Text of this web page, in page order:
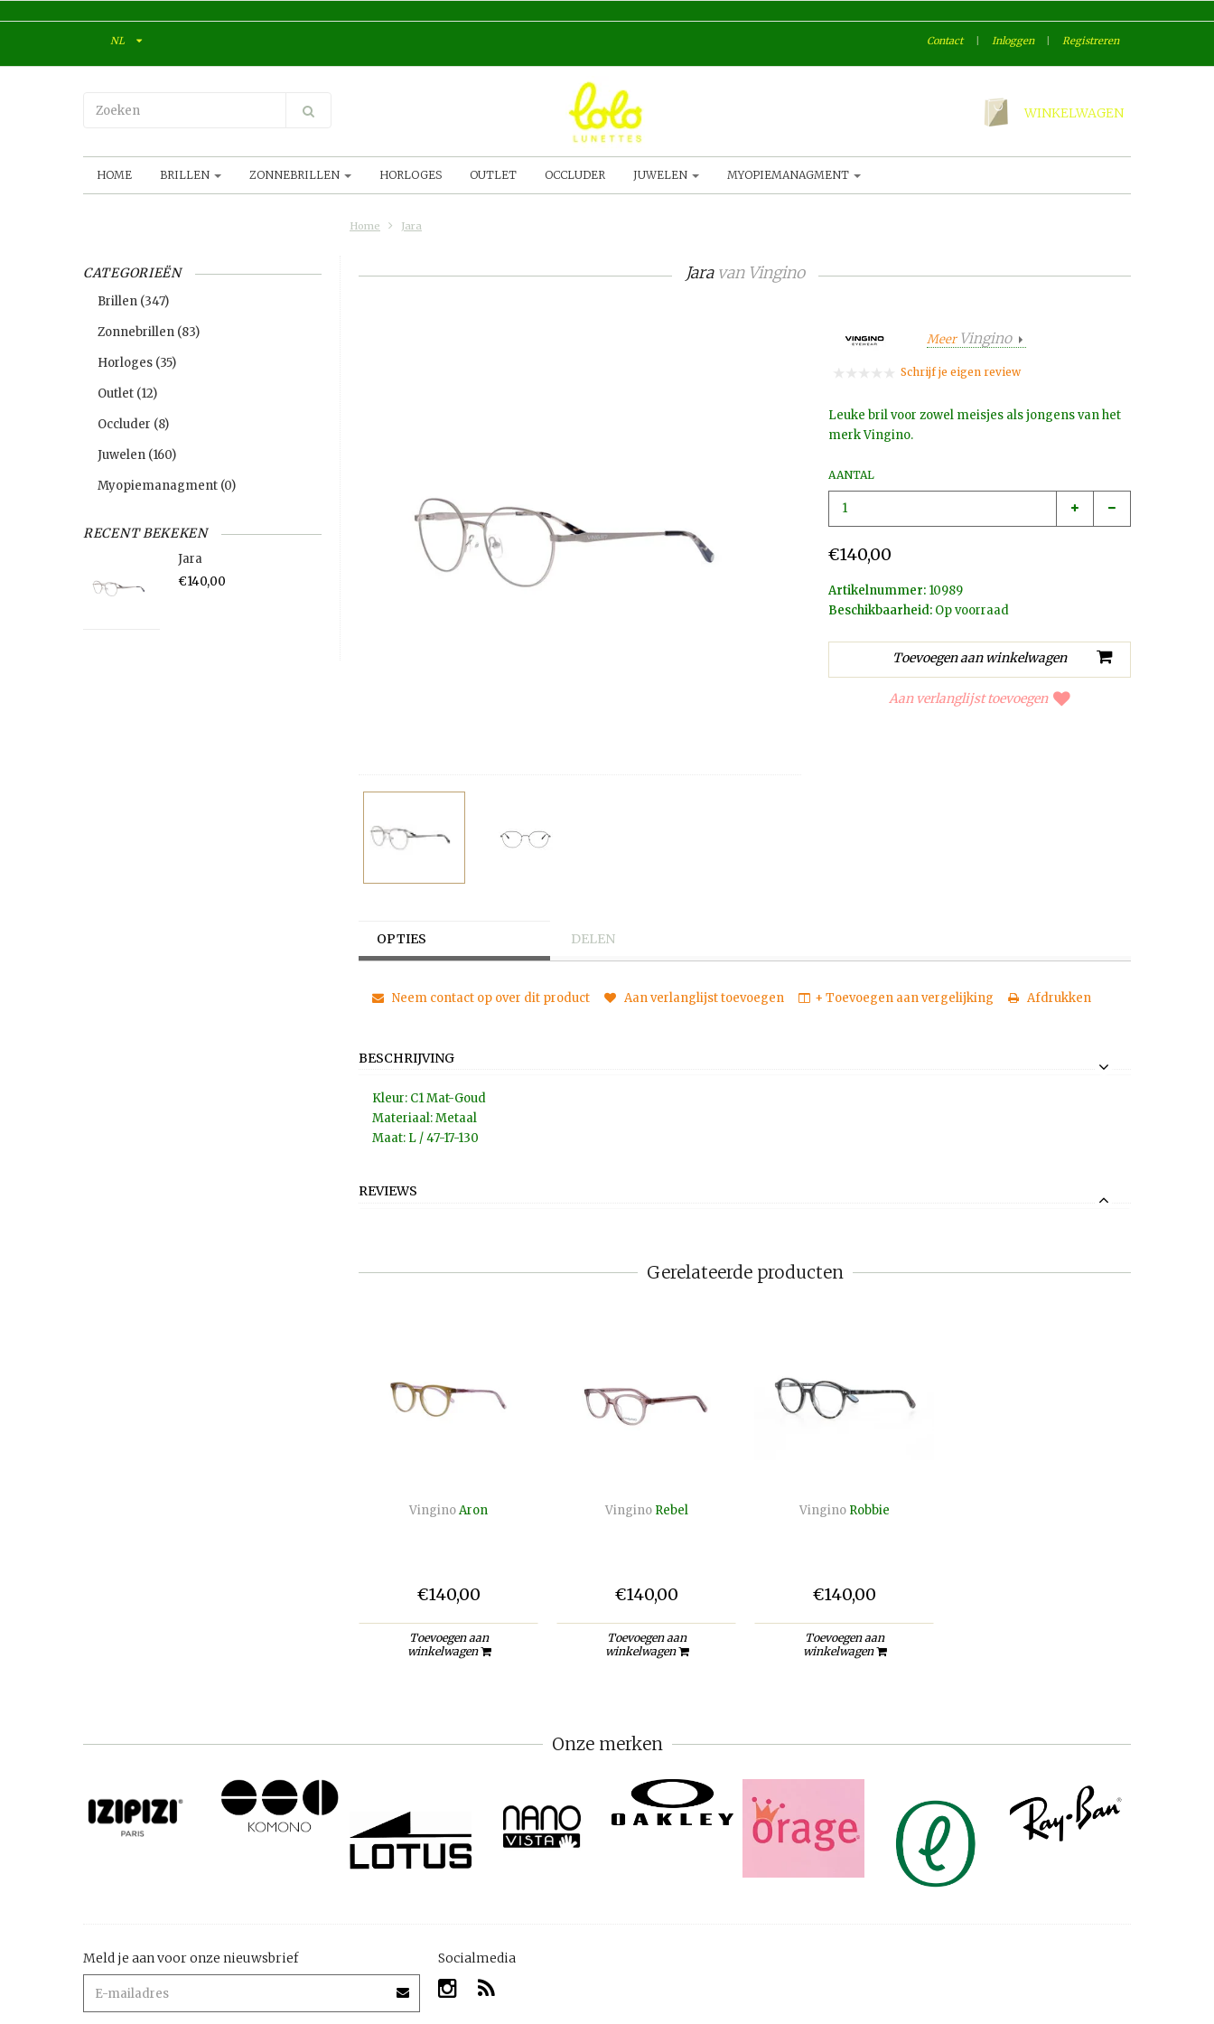
NL Contact Inloggen Registreren
WINKELWAGEN
HOME BRILLEN ZONNEBRILLEN HORLOGES OUTLET OCCLUDER JUWELEN MYOPIEMANAGMENT
Home Jara
CATEGORIEËN
Brillen (347)
Zonnebrillen (83)
Horloges (35)
Outlet (12)
Occluder (8)
Juwelen (160)
Myopiemanagment (0)
RECENT BEKEKEN
Jara
€140,00
Jara van Vingino
Meer Vingino
Schrijf je eigen review
Leuke bril voor zowel meisjes als jongens van het
merk Vingino.
AANTAL
€140,00
Artikelnummer: 10989
Beschikbaarheid: Op voorraad
Aan verlanglijst toevoegen
OPTIES DELEN
Neem contact op over dit product Aan verlanglijst toevoegen + Toevoegen aan vergelijking Afdrukken
BESCHRIJVING
Kleur: C1 Mat-Goud
Materiaal: Metaal
Maat: L / 47-17-130
REVIEWS
Gerelateerde producten
VinginoAron
€140,00
Toevoegen aan
winkelwagen
Vingino Rebel
€140,00
Toevoegen aan
winkelwagen
Vingino Robbie
€140,00
Toevoegen aan
winkelwagen
Onze merken
Meld je aan voor onze nieuwsbrief Socialmedia